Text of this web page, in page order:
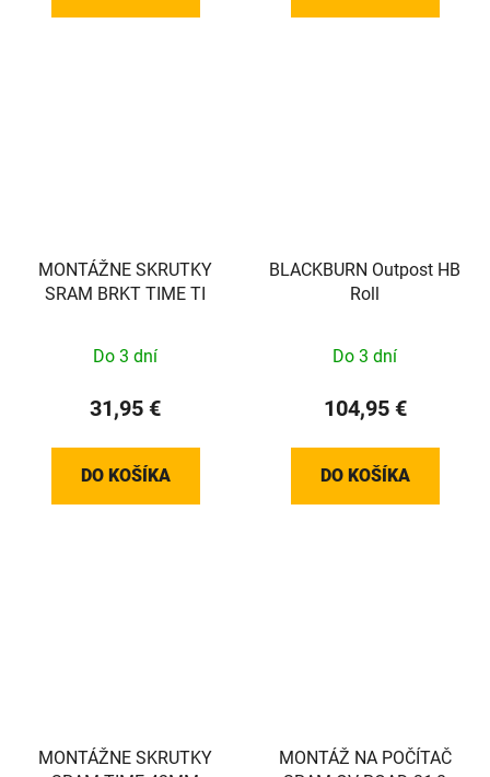
MONTÁŽNE SKRUTKY
SRAM BRKT TIME TI
Do 3 dní
31,95 €
DO KOŠÍKA
BLACKBURN Outpost HB
Roll
Do 3 dní
104,95 €
DO KOŠÍKA
MONTÁŽNE SKRUTKY
MONTÁŽ NA POČÍTAČ